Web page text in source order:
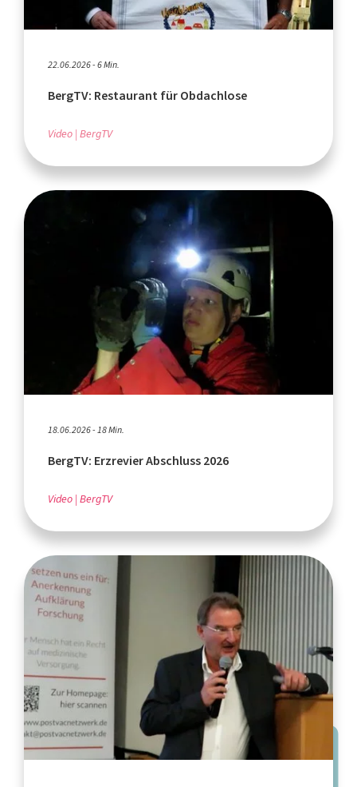
22.06.2026 - 6 Min.
BergTV: Restaurant für Obdachlose
Video BergTV
18.06.2026 - 18 Min.
BergTV: Erzrevier Abschluss 2026
Video BergTV